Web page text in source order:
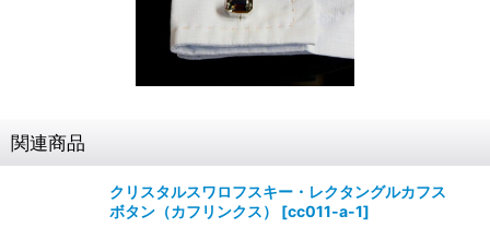
関連商品
クリスタルスワロフスキー・レクタングルカフス
ボタン（カフリンクス）
[cc011-a-1]